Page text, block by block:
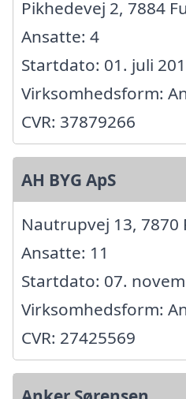
Pikhedevej 2, 7884
Ansatte: 4
Startdato: 01. juli
Virksomhedsform:
CVR: 37879266
AH BYG ApS
Nautrupvej 13, 7870
Ansatte: 11
Startdato: 07.
Virksomhedsform:
CVR: 27425569